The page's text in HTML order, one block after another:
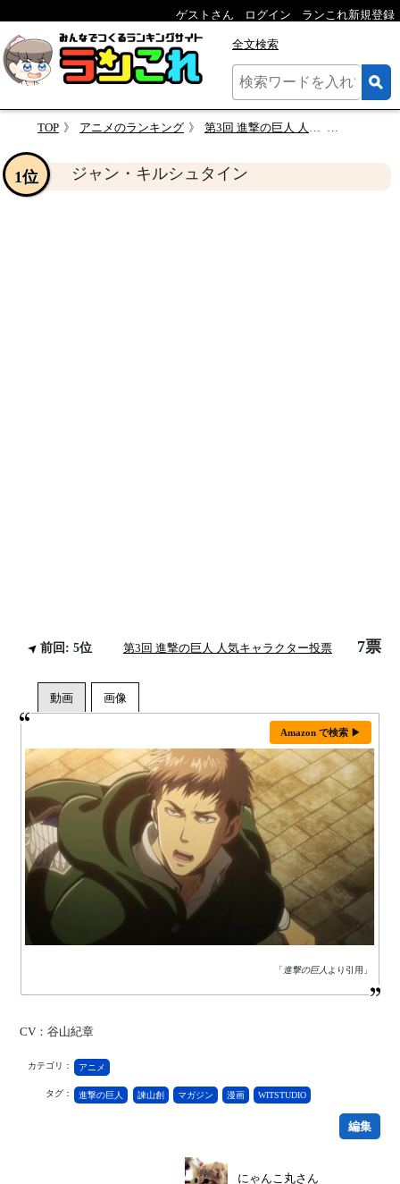
ゲストさん ログイン ランこれ新規登録
全文検索
TOP アニメのランキング 第3回 進撃の巨人 人気キャラクター投票
ジャン・キルシュタイン
1位
前回: 5位 第3回 進撃の巨人 人気キャラクター投票 7票
Amazon で検索 ▶
「進撃の巨人 より引用」
CV：谷山紀章
カテゴリ： アニメ
タグ： 進撃の巨人 諫山創 マガジン 漫画 WITSTUDIO
編集
にゃんこ丸さん